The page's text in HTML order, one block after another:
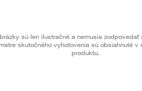
sú len ilustračné a nemusia zodpovedať
skutočného vyhotovenia sú obsiahnuté v
produktu.